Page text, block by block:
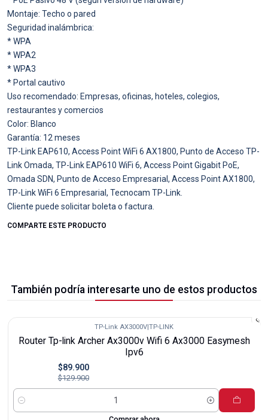
Montaje: Techo o pared
Seguridad inalámbrica:
* WPA
* WPA2
* WPA3
* Portal cautivo
Uso recomendado: Empresas, oficinas, hoteles, colegios,
restaurantes y comercios
Color: Blanco
Garantía: 12 meses
TP-Link EAP610, Access Point WiFi 6 AX1800, Punto de Acceso TP-
Link Omada, TP-Link EAP610 WiFi 6, Access Point Gigabit PoE,
Omada SDN, Punto de Acceso Empresarial, Access Point AX1800,
TP-Link WiFi 6 Empresarial, Tecnocam TP-Link.
Cliente puede solicitar boleta o factura.
COMPARTE ESTE PRODUCTO
También podría interesarte uno de estos productos
TP-Link AX3000V|TP-LINK
Router Tp-link Archer Ax3000v Wifi 6 Ax3000 Easymesh
Ipv6
$89.900
$129.900
Cantidad